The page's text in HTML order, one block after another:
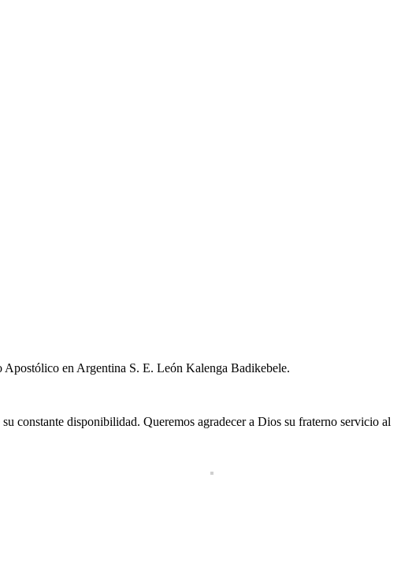
Apostólico en Argentina S. E. León Kalenga Badikebele.
constante disponibilidad. Queremos agradecer a Dios su fraterno servicio al